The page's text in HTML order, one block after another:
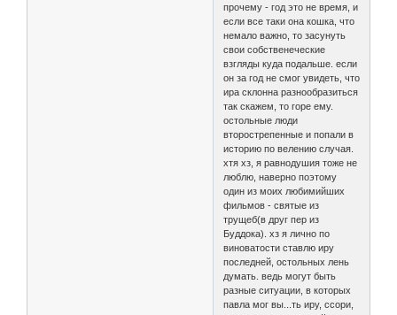
прочему - год это не время, и
если все таки она кошка, что
немало важно, то засунуть
свои собственеческие
взгляды куда подальше. если
он за год не смог увидеть, что
ира склонна разнообразиться
так скажем, то горе ему.
остольные люди
вторострепенные и попали в
историю по велению случая.
хтя хз, я равнодушия тоже не
люблю, наверно поэтому
один из моих любимийших
фильмов - святые из
трущеб(в друг пер из
Буддока). хз я лично по
виноватости ставлю иру
последней, остольных лень
думать. ведь могут быть
разные ситуации, в которых
павла мог вы...ть иру, ссори,